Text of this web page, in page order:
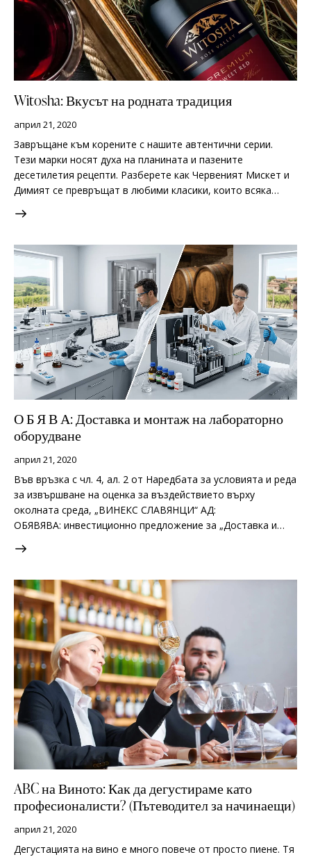
Witosha: Вкусът на родната традиция
април 21, 2020
Завръщане към корените с нашите автентични серии.
Тези марки носят духа на планината и пазените
десетилетия рецепти. Разберете как Червеният Мискет и
Димият се превръщат в любими класики, които всяка…
О Б Я В А: Доставка и монтаж на лабораторно
оборудване
април 21, 2020
Във връзка с чл. 4, ал. 2 от Наредбата за условията и реда
за извършване на оценка за въздействието върху
околната среда, „ВИНЕКС СЛАВЯНЦИ“ АД:
ОБЯВЯВА: инвестиционно предложение за „Доставка и…
ABC на Виното: Как да дегустираме като
професионалисти? (Пътеводител за начинаещи)
април 21, 2020
Дегустацията на вино е много повече от просто пиене. Тя